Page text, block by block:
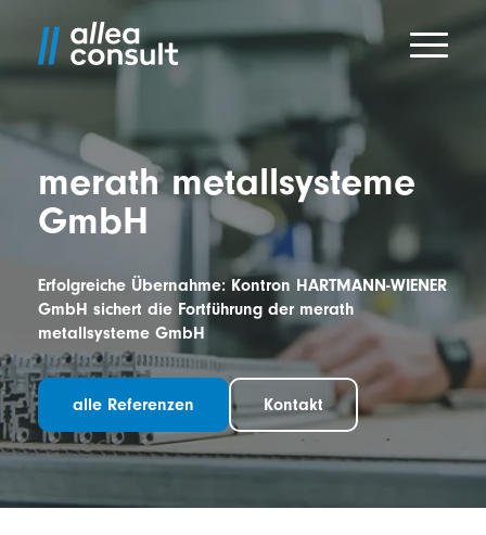
Skip to main content
merath metallsysteme
GmbH
Erfolgreiche Übernahme: Kontron HARTMANN-WIENER
GmbH sichert die Fortführung der merath
metallsysteme GmbH
alle Referenzen Kontakt